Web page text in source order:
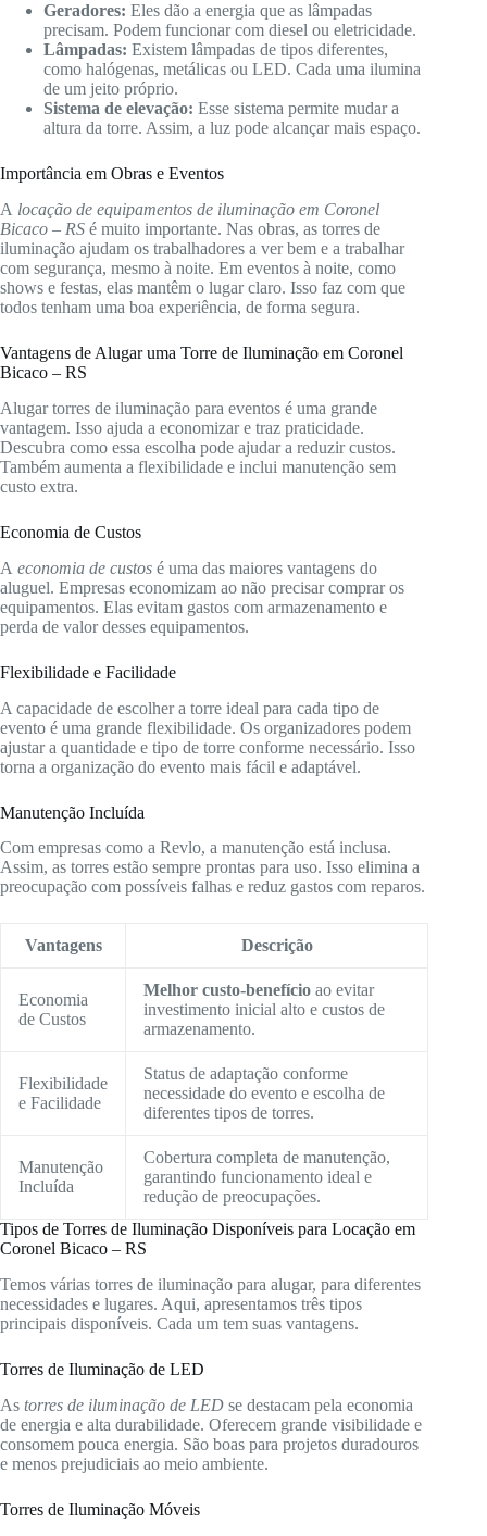
Geradores: Eles dão a energia que as lâmpadas
precisam. Podem funcionar com diesel ou eletricidade.
Lâmpadas: Existem lâmpadas de tipos diferentes,
como halógenas, metálicas ou LED. Cada uma ilumina
de um jeito próprio.
Sistema de elevação: Esse sistema permite mudar a
altura da torre. Assim, a luz pode alcançar mais espaço.
Importância em Obras e Eventos
A locação de equipamentos de iluminação em Coronel
Bicaco – RS é muito importante. Nas obras, as torres de
iluminação ajudam os trabalhadores a ver bem e a trabalhar
com segurança, mesmo à noite. Em eventos à noite, como
shows e festas, elas mantêm o lugar claro. Isso faz com que
todos tenham uma boa experiência, de forma segura.
Vantagens de Alugar uma Torre de Iluminação em Coronel
Bicaco – RS
Alugar torres de iluminação para eventos é uma grande
vantagem. Isso ajuda a economizar e traz praticidade.
Descubra como essa escolha pode ajudar a reduzir custos.
Também aumenta a flexibilidade e inclui manutenção sem
custo extra.
Economia de Custos
A economia de custos é uma das maiores vantagens do
aluguel. Empresas economizam ao não precisar comprar os
equipamentos. Elas evitam gastos com armazenamento e
perda de valor desses equipamentos.
Flexibilidade e Facilidade
A capacidade de escolher a torre ideal para cada tipo de
evento é uma grande flexibilidade. Os organizadores podem
ajustar a quantidade e tipo de torre conforme necessário. Isso
torna a organização do evento mais fácil e adaptável.
Manutenção Incluída
Com empresas como a Revlo, a manutenção está inclusa.
Assim, as torres estão sempre prontas para uso. Isso elimina a
preocupação com possíveis falhas e reduz gastos com reparos.
Vantagens Descrição
Economia
de Custos
Melhor custo-benefício ao evitar
investimento inicial alto e custos de
armazenamento.
Flexibilidade
e Facilidade
Status de adaptação conforme
necessidade do evento e escolha de
diferentes tipos de torres.
Manutenção
Incluída
Cobertura completa de manutenção,
garantindo funcionamento ideal e
redução de preocupações.
Tipos de Torres de Iluminação Disponíveis para Locação em
Coronel Bicaco – RS
Temos várias torres de iluminação para alugar, para diferentes
necessidades e lugares. Aqui, apresentamos três tipos
principais disponíveis. Cada um tem suas vantagens.
Torres de Iluminação de LED
As torres de iluminação de LED se destacam pela economia
de energia e alta durabilidade. Oferecem grande visibilidade e
consomem pouca energia. São boas para projetos duradouros
e menos prejudiciais ao meio ambiente.
Torres de Iluminação Móveis